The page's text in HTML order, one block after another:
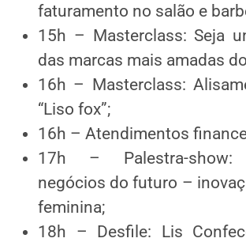
faturamento no salão e
15h – Masterclass: Seja
das marcas mais amadas
16h – Masterclass:
“Liso fox”;
16h – Atendimentos
17h – Palestra-show:
negócios do futuro –
feminina;
18h – Desfile: Lis